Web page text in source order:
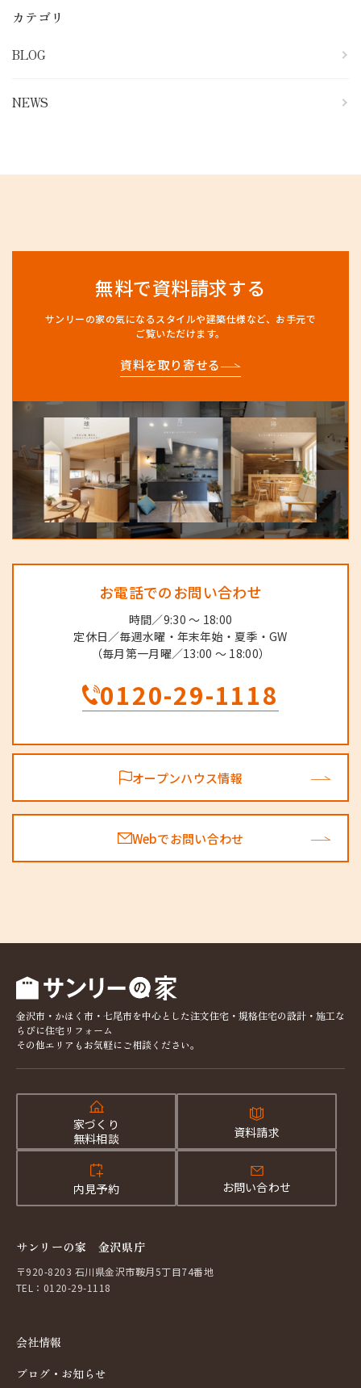
カテゴリ
BLOG
NEWS
無料で資料請求する
サンリーの家の気になるスタイルや建築仕様など、 お手元で
ご覧いただけます。
資料を取り寄せる
お電話でのお問い合わせ
時間／9:30 ～ 18:00
定休日／毎週水曜・年末年始・夏季・GW
（毎月第一月曜／13:00 ～ 18:00）
0120-29-1118
オープンハウス情報
Webでお問い合わせ
金沢市・かほく市・七尾市を中心とした注文住宅・規格住宅の設計・施工な
らびに住宅リフォーム
その他エリアもお気軽にご相談ください。
家づくり
無料相談
資料請求
内見予約 お問い合わせ
サンリーの家 金沢県庁
〒920-8203 石川県金沢市鞍月5丁目74番地
TEL：0120-29-1118
会社情報
ブログ・お知らせ